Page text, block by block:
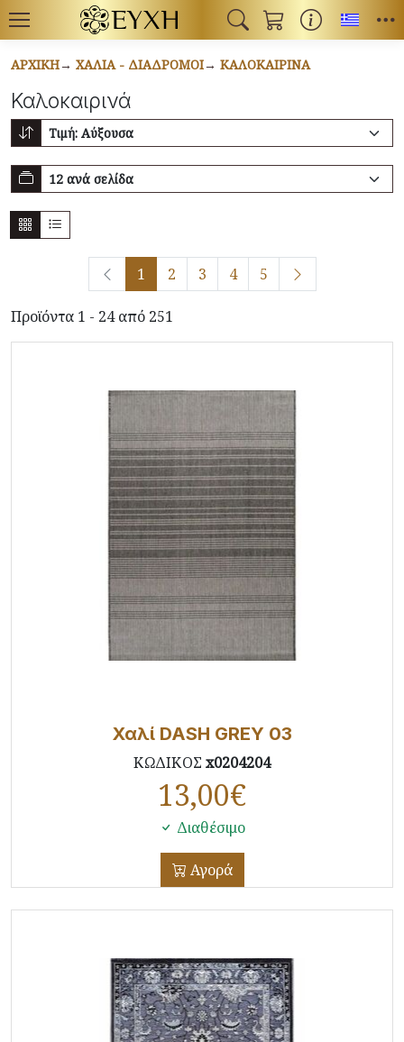
ΑΡΧΙΚΉ ΧΑΛΙΆ - ΔΙΆΔΡΟΜΟΙ ΚΑΛΟΚΑΙΡΙΝΆ
Καλοκαιρινά
1 2 3 4 5
Προϊόντα 1 - 24 από 251
Χαλί DASH GREY 03
ΚΩΔΙΚΟΣ x0204204
13,00€
Διαθέσιμο
Αγορά